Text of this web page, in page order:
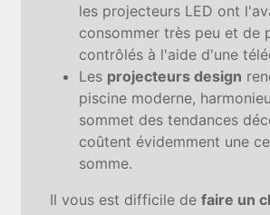
les projecteurs LED ont
consommer très peu et de
contrôlés à l'aide d'une
Les projecteurs design
piscine moderne,
sommet des tendances
coûtent évidemment une
somme.
Il vous est difficile defaire un